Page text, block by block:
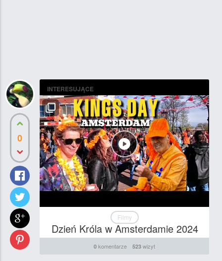
0
INTERESUJĄCE
Filmy
Dzień Króla w Amsterdamie 2024
0 komentarze 523 wizyt